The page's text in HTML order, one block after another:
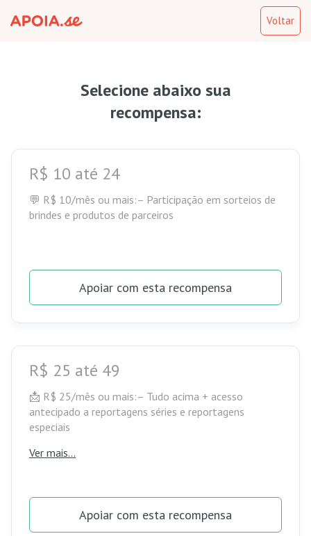
Voltar
Selecione abaixo sua
recompensa:
R$ 10 até 24
💬 R$ 10/mês ou mais:– Participação em sorteios de
brindes e produtos de parceiros
Apoiar com esta recompensa
R$ 25 até 49
📩 R$ 25/mês ou mais:– Tudo acima + acesso
antecipado a reportagens séries e reportagens
especiais
Ver mais...
Apoiar com esta recompensa